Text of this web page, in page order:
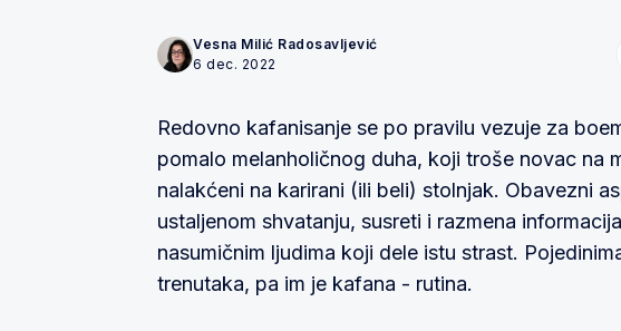
Vesna Milić Radosavljević
6 dec. 2022
Redovno kafanisanje se po pravilu vezuje za
pomalo melanholičnog duha, koji troše novac na
nalakćeni na karirani (ili beli) stolnjak. Obavezni
ustaljenom shvatanju, susreti i razmena
nasumičnim ljudima koji dele istu strast.
trenutaka, pa im je kafana - rutina.